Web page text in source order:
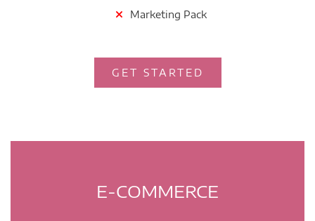
Marketing Pack
GET STARTED
E-COMMERCE